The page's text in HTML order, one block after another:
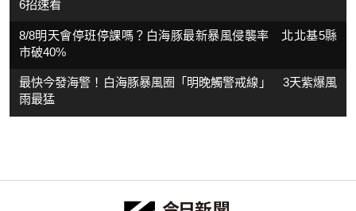
6招速看
8/8明天會停班停課嗎？白海豚最新暴風侵襲率 北北基5縣
市破40%
最快今發海警！白海豚暴風圈「明晚觸警戒線」 3天紫爆風
雨最猛